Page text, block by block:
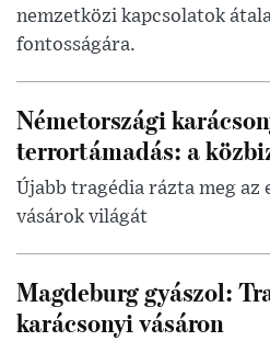
nemzetközi kapcsolatok
fontosságára.
Németországi
terrortámadás: a
Újabb tragédia rázta meg az
vásárok világát
Magdeburg gyászol:
karácsonyi vásáron